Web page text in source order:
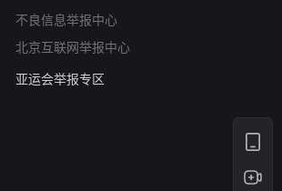
不良信息举报中心
北京互联网举报中心
算法推荐专项举报
亚运会举报专区